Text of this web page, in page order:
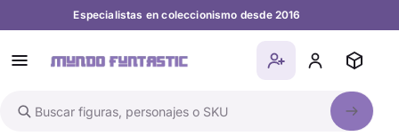
Especialistas en coleccionismo desde 2016
Buscar en el catálogo